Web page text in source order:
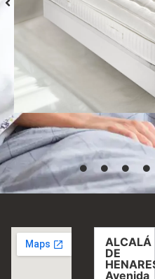
Colchón S-
Desde
ALCALÁ
DE
HENARES,
Avenida